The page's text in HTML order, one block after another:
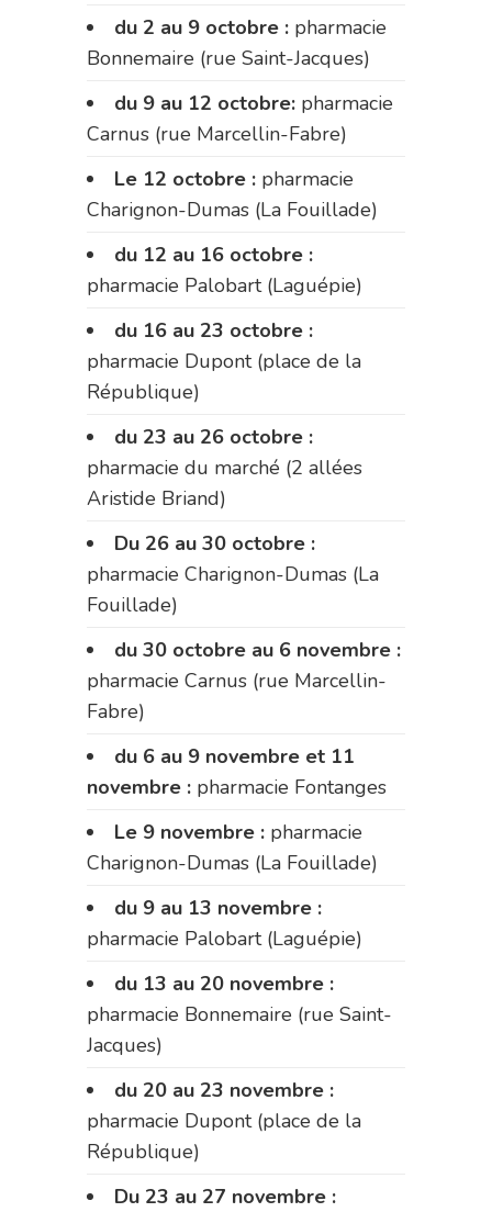
du 2 au 9 octobre : pharmacie
Bonnemaire (rue Saint-Jacques)
du 9 au 12 octobre: pharmacie
Carnus (rue Marcellin-Fabre)
Le 12 octobre : pharmacie
Charignon-Dumas (La Fouillade)
du 12 au 16 octobre :
pharmacie Palobart (Laguépie)
du 16 au 23 octobre :
pharmacie Dupont (place de la
République)
du 23 au 26 octobre :
pharmacie du marché (2 allées
Aristide Briand)
Du 26 au 30 octobre :
pharmacie Charignon-Dumas (La
Fouillade)
du 30 octobre au 6 novembre :
pharmacie Carnus (rue Marcellin-
Fabre)
du 6 au 9 novembre et 11
novembre : pharmacie Fontanges
Le 9 novembre : pharmacie
Charignon-Dumas (La Fouillade)
du 9 au 13 novembre :
pharmacie Palobart (Laguépie)
du 13 au 20 novembre :
pharmacie Bonnemaire (rue Saint-
Jacques)
du 20 au 23 novembre :
pharmacie Dupont (place de la
République)
Du 23 au 27 novembre :